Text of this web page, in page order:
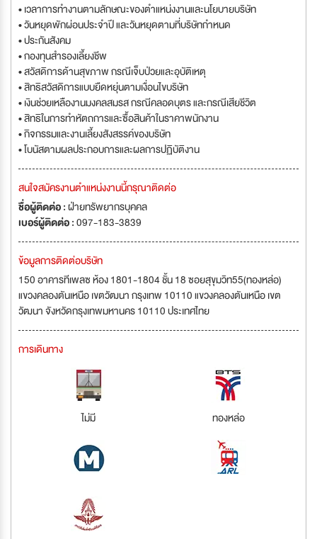
• เวลาการทำงานตามลักษณะของตำแหน่งงานและนโยบายบริษัท
• วันหยุดพักผ่อนประจำปี และวันหยุดตามที่บริษัทกำหนด
• ประกันสังคม
• กองทุนสำรองเลี้ยงชีพ
• สวัสดิการด้านสุขภาพ กรณีเจ็บป่วยและอุบัติเหตุ
• สิทธิสวัสดิการแบบยืดหยุ่นตามเงื่อนไขบริษัท
• เงินช่วยเหลืองานมงคลสมรส กรณีคลอดบุตร และกรณีเสียชีวิต
• สิทธิในการทำหัตถการและซื้อสินค้าในราคาพนักงาน
• กิจกรรมและงานเลี้ยงสังสรรค์ของบริษัท
• โบนัสตามผลประกอบการและผลการปฏิบัติงาน
สนใจสมัครงานตำแหน่งงานนี้กรุณาติดต่อ
ชื่อผู้ติดต่อ :ฝ่ายทรัพยากรบุคคล
เบอร์ผู้ติดต่อ :097-183-3839
ข้อมูลการติดต่อบริษัท
150 อาคารทีเพลซ ห้อง 1801-1804 ชั้น 18 ซอยสุขุมวิท55(ทองหล่อ)
แขวงคลองตันเหนือ เขตวัฒนา กรุงเทพ 10110 แขวงคลองตันเหนือ เขต
วัฒนา จังหวัดกรุงเทพมหานคร 10110 ประเทศไทย
การเดินทาง
ไม่มี ทองหล่อ